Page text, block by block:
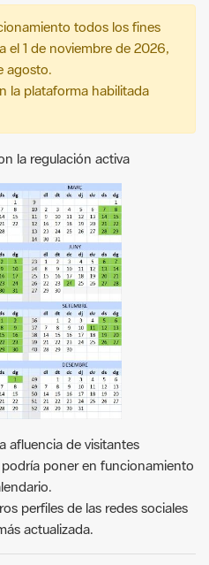
todos los fines
el 1 de noviembre de 2026,
agosto.
la plataforma habilitada
la regulación activa
afluencia de visitantes
poner en funcionamiento
perfiles de las redes sociales
actualizada.